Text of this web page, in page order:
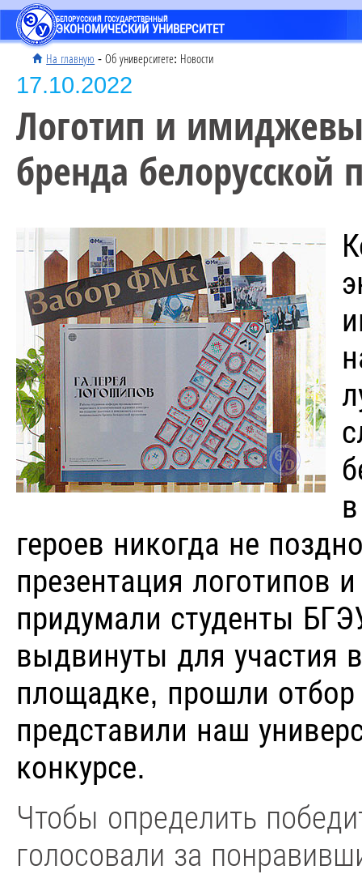
БЕЛОРУССКИЙ ГОСУДАРСТВЕННЫЙ
ЭКОНОМИЧЕСКИЙ УНИВЕРСИТЕТ
На главную - Об университете: Новости
17.10.2022
Логотип и
бренда
героев никогда не
презентация логотипов
придумали студенты
выдвинуты для участия
площадке, прошли отбор
представили наш
конкурсе.
Чтобы определить
голосовали за